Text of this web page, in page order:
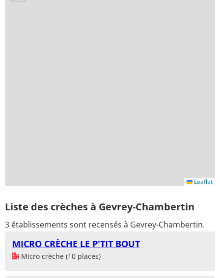
Leaflet
Liste des crèches à Gevrey-Chambertin
3 établissements sont recensés à Gevrey-Chambertin.
MICRO CRÈCHE LE P'TIT BOUT
Micro crèche (10 places)